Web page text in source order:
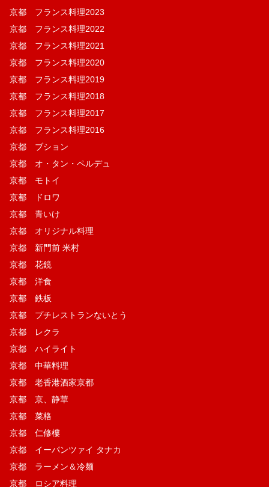
京都 フランス料理2023
京都 フランス料理2022
京都 フランス料理2021
京都 フランス料理2020
京都 フランス料理2019
京都 フランス料理2018
京都 フランス料理2017
京都 フランス料理2016
京都 ブション
京都 オ・タン・ペルデュ
京都 モトイ
京都 ドロワ
京都 青いけ
京都 オリジナル料理
京都 新門前 米村
京都 花鏡
京都 洋食
京都 鉄板
京都 プチレストランないとう
京都 レクラ
京都 ハイライト
京都 中華料理
京都 老香港酒家京都
京都 京、静華
京都 菜格
京都 仁修樓
京都 イーパンツァイ タナカ
京都 ラーメン＆冷麺
京都 ロシア料理